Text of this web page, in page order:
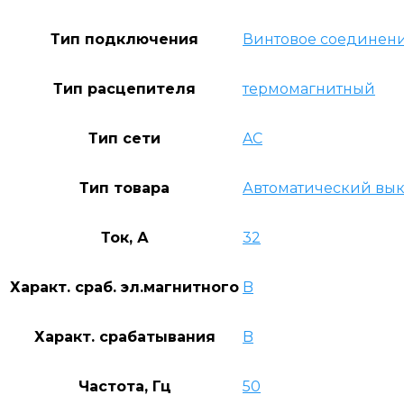
Тип подключения Винтовое
Тип расцепителя термомагнитный
Тип сети AC
Тип товара Автоматический
Ток, А 32
Характ. сраб. эл.магнитного B
Характ. срабатывания B
Частота, Гц 50